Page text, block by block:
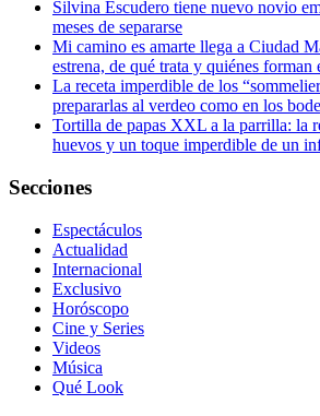
Silvina Escudero tiene nuevo novio
meses de separarse
Mi camino es amarte llega a Ciudad
estrena, de qué trata y quiénes forman
La receta imperdible de los
prepararlas al verdeo como en los
Tortilla de papas XXL a la parrilla: la
huevos y un toque imperdible de un
Secciones
Espectáculos
Actualidad
Internacional
Exclusivo
Horóscopo
Cine y Series
Videos
Música
Qué Look